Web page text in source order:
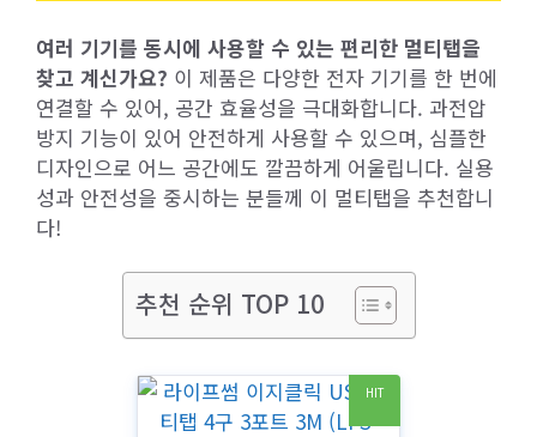
여러 기기를 동시에 사용할 수 있는 편리한 멀티탭을
찾고 계신가요? 이 제품은 다양한 전자 기기를 한 번에
연결할 수 있어, 공간 효율성을 극대화합니다. 과전압
방지 기능이 있어 안전하게 사용할 수 있으며, 심플한
디자인으로 어느 공간에도 깔끔하게 어울립니다. 실용
성과 안전성을 중시하는 분들께 이 멀티탭을 추천합니
다!
추천 순위 TOP 10
HIT